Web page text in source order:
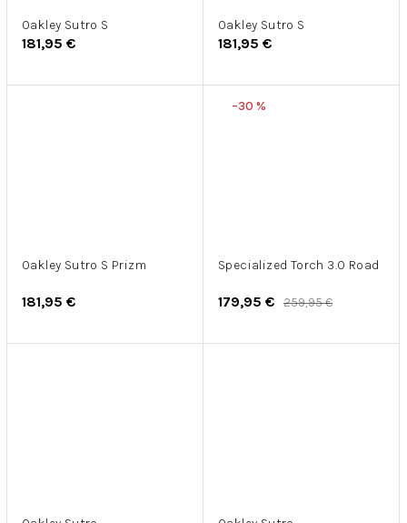
Oakley Sutro S
181,95 €
Oakley Sutro S
181,95 €
Oakley Sutro S Prizm
181,95 €
–30 %
Specialized Torch 3.0 Road
179,95 € 259,95 €